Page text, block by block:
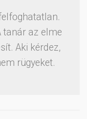
tanár az elme
Aki kérdez,
rügyeket.